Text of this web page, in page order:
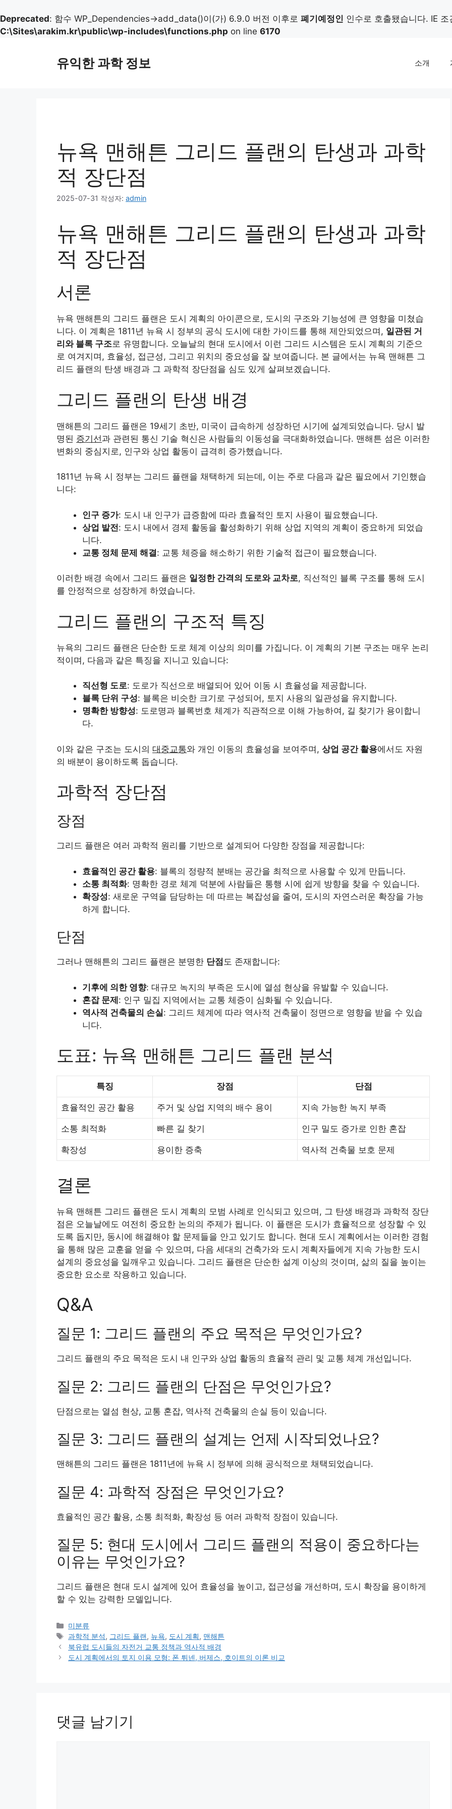
Deprecated: 함수 WP_Dependencies->add_data()이(가) 6.9.0 버전 이후로 폐기예정인 인수로 호출됐습니다. IE
C:\Sites\arakim.kr\public\wp-includes\functions.php on line 6170
유익한 과학 정보 소개
뉴욕 맨해튼 그리드 플랜의 탄생과 과학
적 장단점
2025-07-31 작성자: admin
뉴욕 맨해튼 그리드 플랜의 탄생과 과학
적 장단점
서론
뉴욕 맨해튼의 그리드 플랜은 도시 계획의 아이콘으로, 도시의 구조와 기능성에 큰 영향을 미쳤습
니다. 이 계획은 1811년 뉴욕 시 정부의 공식 도시에 대한 가이드를 통해 제안되었으며, 일관된 거
리와 블록 구조로 유명합니다. 오늘날의 현대 도시에서 이런 그리드 시스템은 도시 계획의 기준으
로 여겨지며, 효율성, 접근성, 그리고 위치의 중요성을 잘 보여줍니다. 본 글에서는 뉴욕 맨해튼 그
리드 플랜의 탄생 배경과 그 과학적 장단점을 심도 있게 살펴보겠습니다.
그리드 플랜의 탄생 배경
맨해튼의 그리드 플랜은 19세기 초반, 미국이 급속하게 성장하던 시기에 설계되었습니다. 당시 발
명된 증기선과 관련된 통신 기술 혁신은 사람들의 이동성을 극대화하였습니다. 맨해튼 섬은 이러한
변화의 중심지로, 인구와 상업 활동이 급격히 증가했습니다.
1811년 뉴욕 시 정부는 그리드 플랜을 채택하게 되는데, 이는 주로 다음과 같은 필요에서 기인했습
니다:
인구 증가: 도시 내 인구가 급증함에 따라 효율적인 토지 사용이 필요했습니다.
상업 발전: 도시 내에서 경제 활동을 활성화하기 위해 상업 지역의 계획이 중요하게 되었습
니다.
교통 정체 문제 해결: 교통 체증을 해소하기 위한 기술적 접근이 필요했습니다.
이러한 배경 속에서 그리드 플랜은 일정한 간격의 도로와 교차로, 직선적인 블록 구조를 통해 도시
를 안정적으로 성장하게 하였습니다.
그리드 플랜의 구조적 특징
뉴욕의 그리드 플랜은 단순한 도로 체계 이상의 의미를 가집니다. 이 계획의 기본 구조는 매우 논리
적이며, 다음과 같은 특징을 지니고 있습니다:
직선형 도로: 도로가 직선으로 배열되어 있어 이동 시 효율성을 제공합니다.
블록 단위 구성: 블록은 비슷한 크기로 구성되어, 토지 사용의 일관성을 유지합니다.
명확한 방향성: 도로명과 블록번호 체계가 직관적으로 이해 가능하여, 길 찾기가 용이합니
다.
이와 같은 구조는 도시의 대중교통와 개인 이동의 효율성을 보여주며, 상업 공간 활용에서도 자원
의 배분이 용이하도록 돕습니다.
과학적 장단점
장점
그리드 플랜은 여러 과학적 원리를 기반으로 설계되어 다양한 장점을 제공합니다:
효율적인 공간 활용: 블록의 정량적 분배는 공간을 최적으로 사용할 수 있게 만듭니다.
소통 최적화: 명확한 경로 체계 덕분에 사람들은 통행 시에 쉽게 방향을 찾을 수 있습니다.
확장성: 새로운 구역을 담당하는 데 따르는 복잡성을 줄여, 도시의 자연스러운 확장을 가능
하게 합니다.
단점
그러나 맨해튼의 그리드 플랜은 분명한 단점 도 존재합니다:
기후에 의한 영향: 대규모 녹지의 부족은 도시에 열섬 현상을 유발할 수 있습니다.
혼잡 문제: 인구 밀집 지역에서는 교통 체증이 심화될 수 있습니다.
역사적 건축물의 손실: 그리드 체계에 따라 역사적 건축물이 정면으로 영향을 받을 수 있습
니다.
도표: 뉴욕 맨해튼 그리드 플랜 분석
특징 장점 단점
효율적인 공간 활용 주거 및 상업 지역의 배수 용이 지속 가능한 녹지 부족
소통 최적화 빠른 길 찾기 인구 밀도 증가로 인한 혼잡
확장성 용이한 증축 역사적 건축물 보호 문제
결론
뉴욕 맨해튼 그리드 플랜은 도시 계획의 모범 사례로 인식되고 있으며, 그 탄생 배경과 과학적 장단
점은 오늘날에도 여전히 중요한 논의의 주제가 됩니다. 이 플랜은 도시가 효율적으로 성장할 수 있
도록 돕지만, 동시에 해결해야 할 문제들을 안고 있기도 합니다. 현대 도시 계획에서는 이러한 경험
을 통해 많은 교훈을 얻을 수 있으며, 다음 세대의 건축가와 도시 계획자들에게 지속 가능한 도시
설계의 중요성을 일깨우고 있습니다. 그리드 플랜은 단순한 설계 이상의 것이며, 삶의 질을 높이는
중요한 요소로 작용하고 있습니다.
Q&A
질문 1: 그리드 플랜의 주요 목적은 무엇인가요?
그리드 플랜의 주요 목적은 도시 내 인구와 상업 활동의 효율적 관리 및 교통 체계 개선입니다.
질문 2: 그리드 플랜의 단점은 무엇인가요?
단점으로는 열섬 현상, 교통 혼잡, 역사적 건축물의 손실 등이 있습니다.
질문 3: 그리드 플랜의 설계는 언제 시작되었나요?
맨해튼의 그리드 플랜은 1811년에 뉴욕 시 정부에 의해 공식적으로 채택되었습니다.
질문 4: 과학적 장점은 무엇인가요?
효율적인 공간 활용, 소통 최적화, 확장성 등 여러 과학적 장점이 있습니다.
질문 5: 현대 도시에서 그리드 플랜의 적용이 중요하다는
이유는 무엇인가요?
그리드 플랜은 현대 도시 설계에 있어 효율성을 높이고, 접근성을 개선하며, 도시 확장을 용이하게
할 수 있는 강력한 모델입니다.
카
테
고
리
미분류
태
그
과학적 분석, 그리드 플랜, 뉴욕, 도시 계획, 맨해튼
북유럽 도시들의 자전거 교통 정책과 역사적 배경
도시 계획에서의 토지 이용 모형: 폰 튀넨, 버제스, 호이트의 이론 비교
댓글 남기기